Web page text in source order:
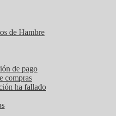
de Hambre
de pago
compras
ha fallado